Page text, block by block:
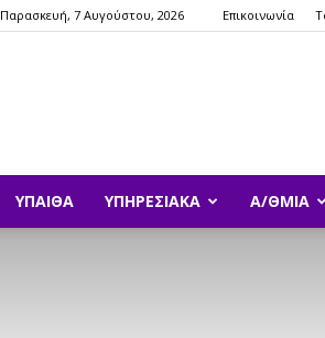
Παρασκευή, 7 Αυγούστου, 2026 Επικοινωνία
ΥΠΑΙΘΑ ΥΠΗΡΕΣΙΑΚΆ Α/ΘΜΙΑ